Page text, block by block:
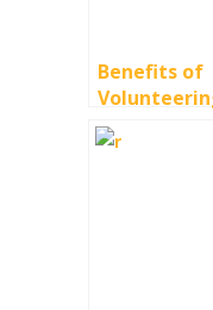
Benefits of